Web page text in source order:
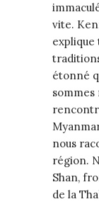
vite.
explique
étonné
sommes
nous
région.
Shan,
de la